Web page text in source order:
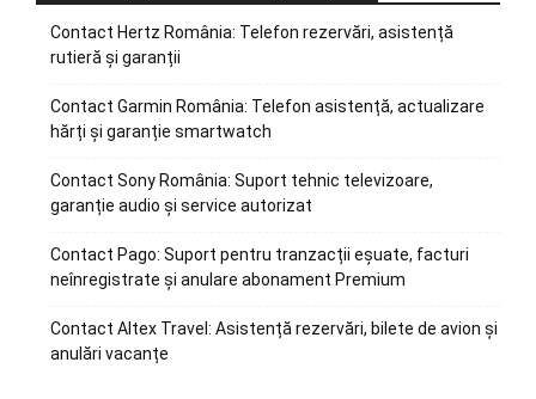
Contact Hertz România: Telefon rezervări, asistență
rutieră și garanții
Contact Garmin România: Telefon asistență, actualizare
hărți și garanție smartwatch
Contact Sony România: Suport tehnic televizoare,
garanție audio și service autorizat
Contact Pago: Suport pentru tranzacții eșuate, facturi
neînregistrate și anulare abonament Premium
Contact Altex Travel: Asistență rezervări, bilete de avion și
anulări vacanțe